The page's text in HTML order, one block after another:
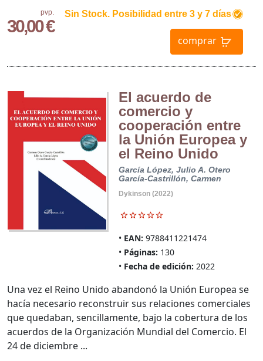
pvp.
30,00 €
Sin Stock. Posibilidad entre 3 y 7 días
comprar
El acuerdo de
comercio y
cooperación entre
la Unión Europea y
el Reino Unido
García López, Julio A. Otero
García-Castrillón, Carmen
Dykinson (2022)
EAN: 9788411221474
Páginas: 130
Fecha de edición: 2022
Una vez el Reino Unido abandonó la Unión Europea se
hacía necesario reconstruir sus relaciones comerciales
que quedaban, sencillamente, bajo la cobertura de los
acuerdos de la Organización Mundial del Comercio. El
24 de diciembre ...